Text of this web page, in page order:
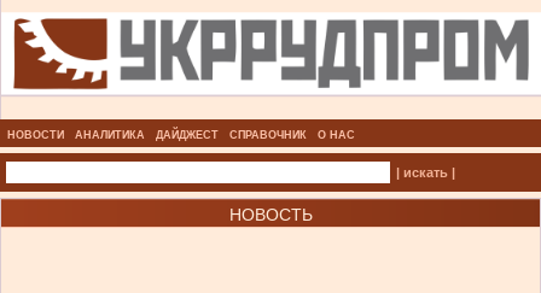
НОВОСТИ АНАЛИТИКА ДАЙДЖЕСТ СПРАВОЧНИК О НАС
| искать |
НОВОСТЬ